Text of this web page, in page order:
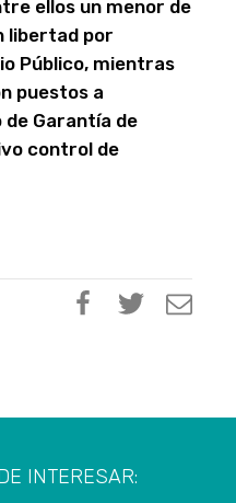
ellos un menor de
libertad por
Público, mientras
puestos a
de Garantía de
control de
INTERESAR: